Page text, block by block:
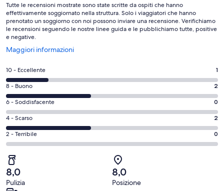
Tutte le recensioni mostrate sono state scritte da ospiti che hanno
effettivamente soggiornato nella struttura. Solo i viaggiatori che hanno
prenotato un soggiorno con noi possono inviare una recensione. Verifichiamo
le recensioni seguendo le nostre linee guida e le pubblichiamo tutte, positive
e negative.
Maggiori informazioni
Apertura
un’altra
finestra
Valutazione
di
10
-
Eccellente.
su
5
recensioni
10 - Eccellente 1
Valutazione
di
8
-
Buono.
2
5
recensioni
8 - Buono 2
Valutazione
di
6
-
Soddisfacente.
0
su
5
recensioni
6 - Soddisfacente 0
Valutazione
di
4
Scarso.
2
su
4 - Scarso 2
Valutazione
di
2
-
Terribile.
0
2 - Terribile 0
8,0
Pulizia
8,0
Posizione